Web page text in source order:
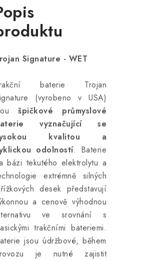
Signature - WET
baterie Trojan
(vyrobeno v USA)
špičkové průmyslové
vyznačující se
kvalitou a
odolností. Baterie
bázi tekutého elektrolytu a
extrémně silných
desek představují
a cenově výhodnou
ve srovnání s
trakčními bateriemi.
jsou údržbové, během
je nutné zajistit